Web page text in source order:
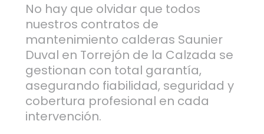
No hay que olvidar que todos
nuestros contratos de
mantenimiento calderas Saunier
Duval en Torrejón de la Calzada se
gestionan con total garantía,
asegurando fiabilidad, seguridad y
cobertura profesional en cada
intervención.